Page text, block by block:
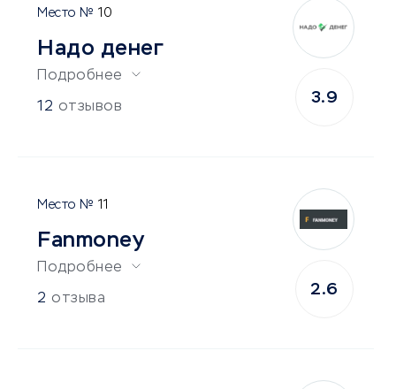
10
Надо денег
Подробнее
12 отзывов
3.9
11
Fanmoney
Подробнее
2 отзыва
2.6